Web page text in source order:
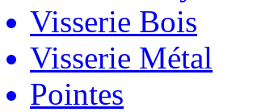
Visserie Bois
Visserie Métal
Pointes